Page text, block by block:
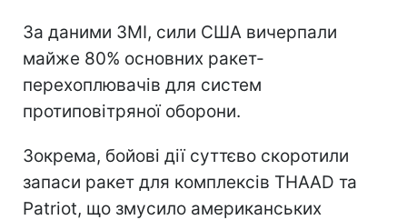
За даними ЗМІ, сили США вичерпали
майже 80% основних ракет-
перехоплювачів для систем
протиповітряної оборони.
Зокрема, бойові дії суттєво скоротили
запаси ракет для комплексів THAAD та
Patriot, що змусило американських